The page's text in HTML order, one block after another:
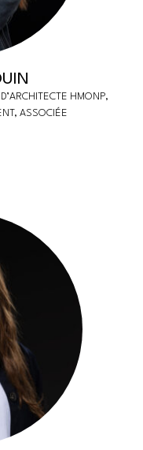
HMONP,
ASSOCIÉE